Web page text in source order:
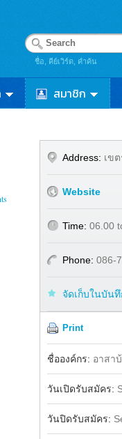
ชื่อ, คีย์เวิร์ด, คำค้น
สมาชิก
Address: เข
Website
Time: 06.00
Phone: 086-
จัดเก็บในบัน
Print
Facebook
ชื่อองค์กร: อาสา
วันเปิดรับสมัคร:
วันปิดรับสมัคร: